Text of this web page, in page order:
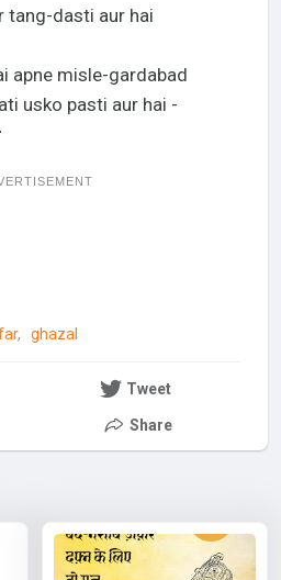
tang-dasti aur hai
apne misle-gardabad
usko pasti aur hai -
ghazal
Tweet
Share